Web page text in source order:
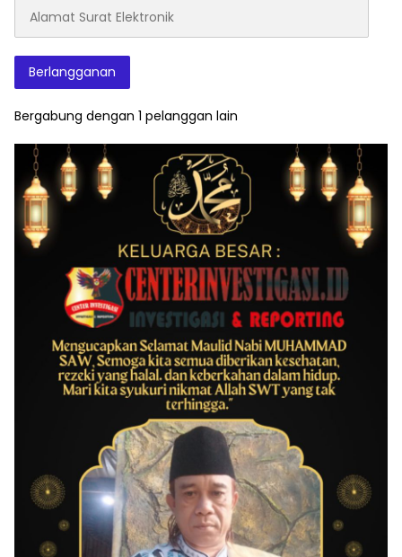
Surat
Elektronik
Berlangganan
Bergabung dengan 1 pelanggan lain